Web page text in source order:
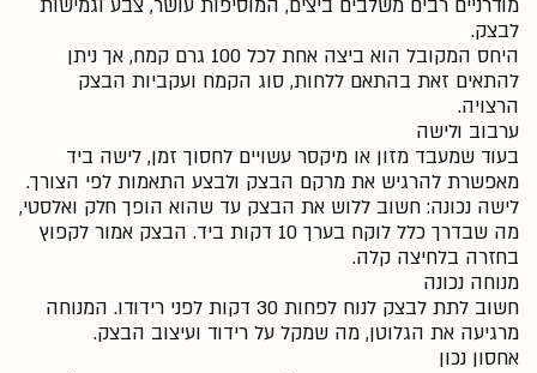
מודרניים רבים משלבים ביצים, המוסיפות עושר, צבע וגמישות
לבצק.
היחס המקובל הוא ביצה אחת לכל 100 גרם קמח, אך ניתן
להתאים זאת בהתאם ללחות, סוג הקמח ועקביות הבצק
הרצויה.
ערבוב ולישה
בעוד שמעבד מזון או מיקסר עשויים לחסוך זמן, לישה ביד
מאפשרת להרגיש את מרקם הבצק ולבצע התאמות לפי הצורך.
לישה נכונה: חשוב ללוש את הבצק עד שהוא הופך חלק ואלסטי,
מה שבדרך כלל לוקח בערך 10 דקות ביד. הבצק אמור לקפוץ
בחזרה בלחיצה קלה.
מנוחה נכונה
חשוב לתת לבצק לנוח לפחות 30 דקות לפני רידודו. המנוחה
מרגיעה את הגלוטן, מה שמקל על רידוד ועיצוב הבצק.
אחסון נכון